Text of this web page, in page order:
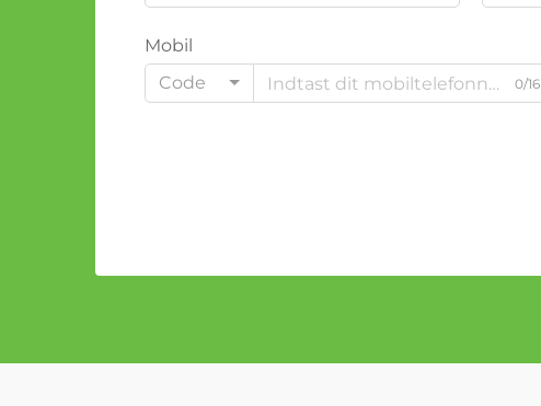
Mobil
Code
0/16